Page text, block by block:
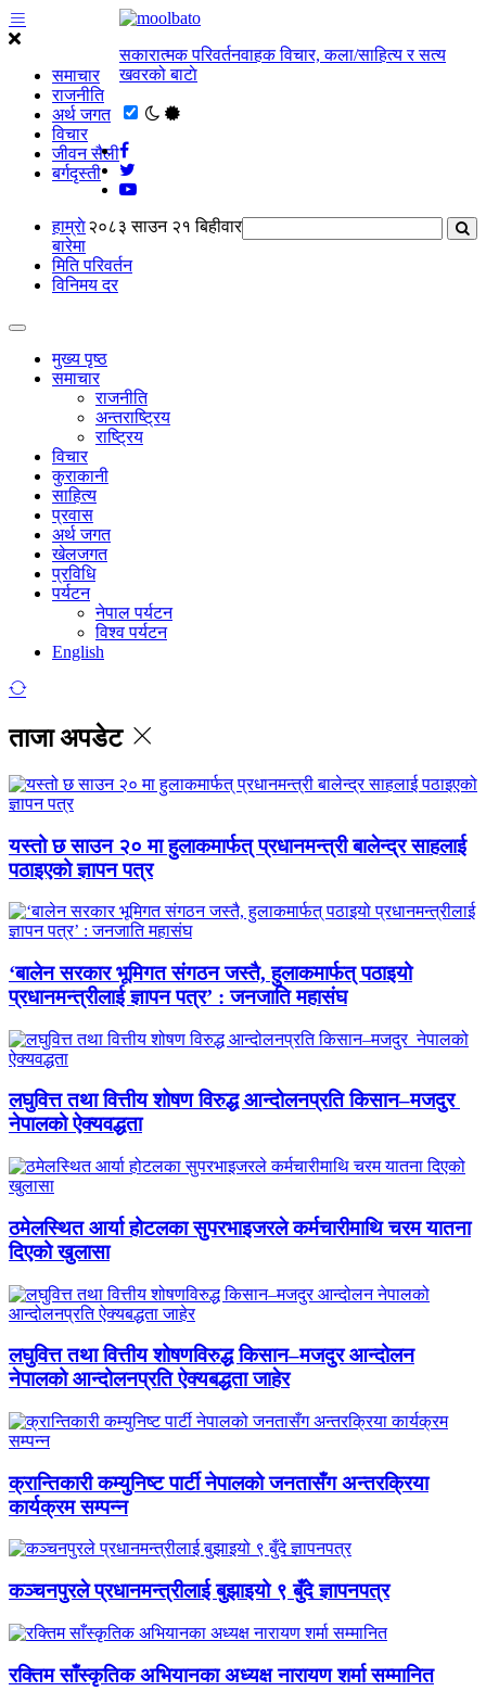
समाचार
राजनीति
अर्थ जगत
विचार
जीवन सैली
बर्गदृस्ती
सकारात्मक परिवर्तनवाहक विचार, कला/साहित्य र सत्य
खवरको बाटाे
२०८३ साउन २१ बिहीवार
हाम्राे
बारेमा
मिति परिवर्तन
विनिमय दर
मुख्य पृष्ठ
समाचार
राजनीति
अन्तराष्ट्रिय
राष्ट्रिय
विचार
कुराकानी
साहित्य
प्रवास
अर्थ जगत
खेलजगत
प्रविधि
पर्यटन
नेपाल पर्यटन
विश्व पर्यटन
English
ताजा अपडेट
यस्तो छ साउन २० मा हुलाकमार्फत् प्रधानमन्त्री बालेन्द्र साहलाई
पठाइएको ज्ञापन पत्र
‘बालेन सरकार भूमिगत संगठन जस्तै, हुलाकमार्फत् पठाइयो
प्रधानमन्त्रीलाई ज्ञापन पत्र’ : जनजाति महासंघ
लघुवित्त तथा वित्तीय शोषण विरुद्ध आन्दोलनप्रति किसान–मजदुर
नेपालको ऐक्यवद्धता
ठमेलस्थित आर्या होटलका सुपरभाइजरले कर्मचारीमाथि चरम यातना
दिएको खुलासा
लघुवित्त तथा वित्तीय शोषणविरुद्ध किसान–मजदुर आन्दोलन
नेपालको आन्दोलनप्रति ऐक्यबद्धता जाहेर
क्रान्तिकारी कम्युनिष्ट पार्टी नेपालको जनतासँग अन्तरक्रिया
कार्यक्रम सम्पन्न
कञ्चनपुरले प्रधानमन्त्रीलाई बुझाइयो ९ बुँदे ज्ञापनपत्र
रक्तिम साँस्कृतिक अभियानका अध्यक्ष नारायण शर्मा सम्मानित